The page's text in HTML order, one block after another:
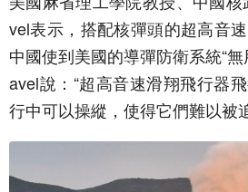
vel表示，搭配核彈頭的超高音
中國使到美國的導彈防衛系統“
avel說：“超高音速滑翔飛行器
行中可以操縱，使得它們難以被